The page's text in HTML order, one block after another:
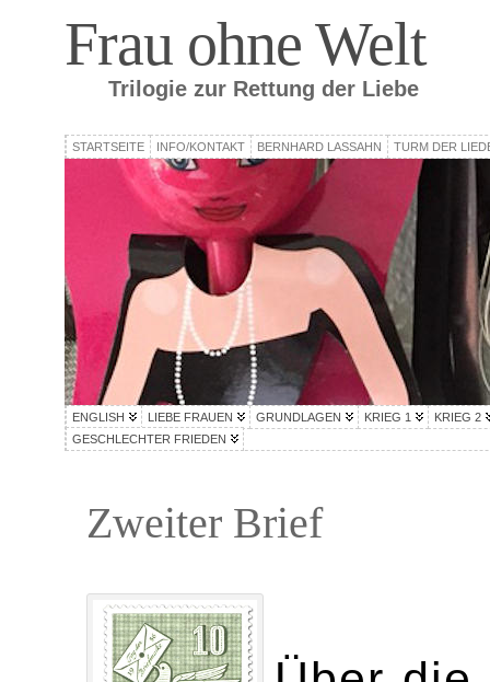
Frau ohne Welt
Trilogie zur Rettung der Liebe
STARTSEITE INFO/KONTAKT BERNHARD LASSAHN TURM DER
ENGLISH LIEBE FRAUEN GRUNDLAGEN KRIEG 1
KRIEG 2
GESCHLECHTER FRIEDEN
Zweiter Brief